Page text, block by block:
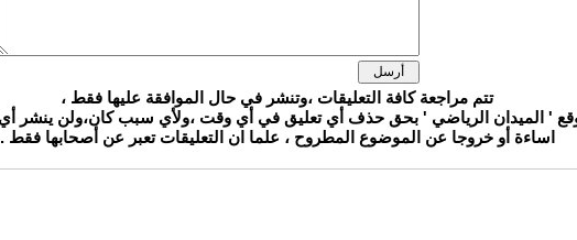
تتم مراجعة كافة التعليقات ،وتنشر في حال الموافقة عليها فقط ،
' الميدان الرياضي ' بحق حذف أي تعليق في أي وقت ،ولأي سبب كان،ولن ينشر
اساءة أو خروجا عن الموضوع المطروح ، علما ان التعليقات تعبر عن أصحابها فقط .